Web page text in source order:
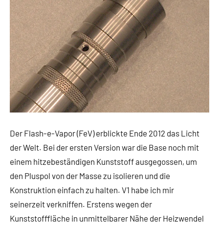
Der Flash-e-Vapor (FeV) erblickte Ende 2012 das Licht
der Welt. Bei der ersten Version war die Base noch mit
einem hitzebeständigen Kunststoff ausgegossen, um
den Pluspol von der Masse zu isolieren und die
Konstruktion einfach zu halten. V1 habe ich mir
seinerzeit verkniffen. Erstens wegen der
Kunststofffläche in unmittelbarer Nähe der Heizwendel